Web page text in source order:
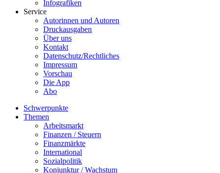
Infografiken
Service
Autorinnen und Autoren
Druckausgaben
Über uns
Kontakt
Datenschutz/Rechtliches
Impressum
Vorschau
Die App
Abo
Schwerpunkte
Themen
Arbeitsmarkt
Finanzen / Steuern
Finanzmärkte
International
Sozialpolitik
Konjunktur / Wachstum